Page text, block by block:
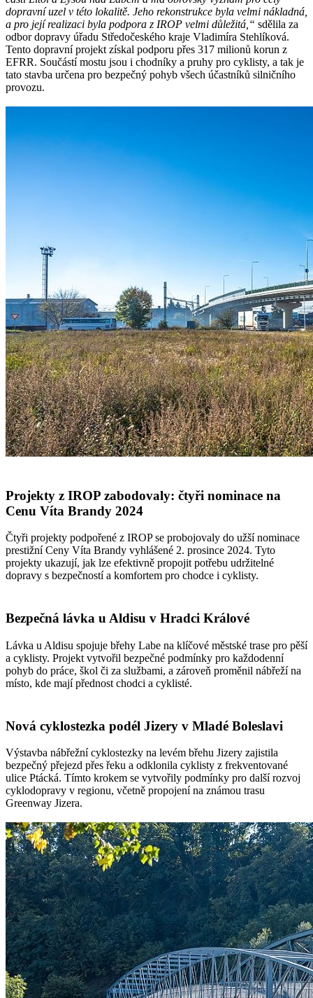
dopravní uzel v této lokalitě. Jeho rekonstrukce byla velmi nákladná,
a pro její realizaci byla podpora z IROP velmi důležitá,“ sdělila za
odbor dopravy úřadu Středočeského kraje Vladimíra Stehlíková.
Tento dopravní projekt získal podporu přes 317 milionů korun z
EFRR. Součástí mostu jsou i chodníky a pruhy pro cyklisty, a tak je
tato stavba určena pro bezpečný pohyb všech účastníků silničního
provozu.
Projekty z IROP zabodovaly: čtyři nominace na
Cenu Víta Brandy 2024
Čtyři projekty podpořené z IROP se probojovaly do užší nominace
prestižní Ceny Víta Brandy vyhlášené 2. prosince 2024. Tyto
projekty ukazují, jak lze efektivně propojit potřebu udržitelné
dopravy s bezpečností a komfortem pro chodce i cyklisty.
Bezpečná lávka u Aldisu v Hradci Králové
Lávka u Aldisu spojuje břehy Labe na klíčové městské trase pro pěší
a cyklisty. Projekt vytvořil bezpečné podmínky pro každodenní
pohyb do práce, škol či za službami, a zároveň proměnil nábřeží na
místo, kde mají přednost chodci a cyklisté.
Nová cyklostezka podél Jizery v Mladé Boleslavi
Výstavba nábřežní cyklostezky na levém břehu Jizery zajistila
bezpečný přejezd přes řeku a odklonila cyklisty z frekventované
ulice Ptácká. Tímto krokem se vytvořily podmínky pro další rozvoj
cyklodopravy v regionu, včetně propojení na známou trasu
Greenway Jizera.